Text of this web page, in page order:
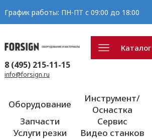
График работы: ПН-ПТ с 09:00 до 18:00
Каталог
8 (495) 215-11-15
info@forsign.ru
Оборудование
Инструмент/
Оснастка
Запчасти
Сервис
Услуги резки
Видео станков